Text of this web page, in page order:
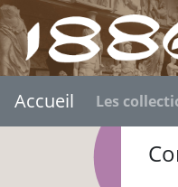
Accueil Les